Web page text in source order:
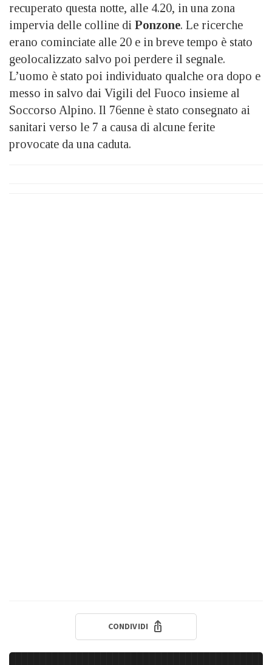
recuperato questa notte, alle 4.20, in una zona
impervia delle colline di Ponzone. Le ricerche
erano cominciate alle 20 e in breve tempo è stato
geolocalizzato salvo poi perdere il segnale.
L’uomo è stato poi individuato qualche ora dopo e
messo in salvo dai Vigili del Fuoco insieme al
Soccorso Alpino. Il 76enne è stato consegnato ai
sanitari verso le 7 a causa di alcune ferite
provocate da una caduta.
CONDIVIDI